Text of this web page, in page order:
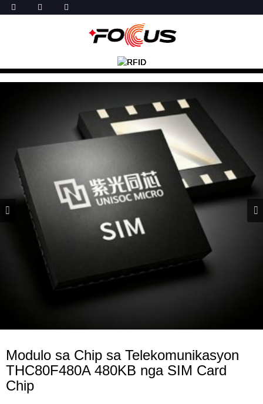
Modulo sa Chip sa Telekomunikasyon
THC80F480A 480KB nga SIM Card
Chip